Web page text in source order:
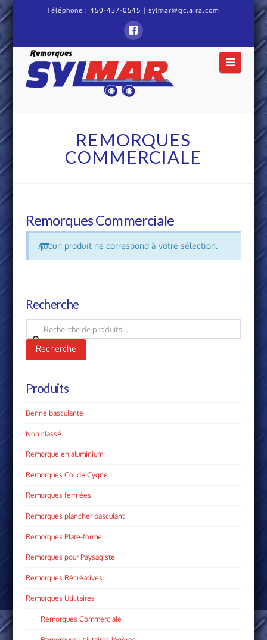
Téléphone :450-437-0545 |sylmar@qc.aira.com
Remorque
Sylmar
REMORQUES
COMMERCIALE
Remorques Commerciale
Aucun produit ne correspond à votre sélection.
Recherche
Recherche
pour :
Recherche
Produits
Benne basculante
Non classé
Remorque en aluminium
Remorques Col de Cygne
Remorques fermées
Remorques plancher basculant
Remorques Plate­-forme
Remorques pour Paysagiste
Remorques Récréatives
Remorques Utilitaires
Remorques Commerciale